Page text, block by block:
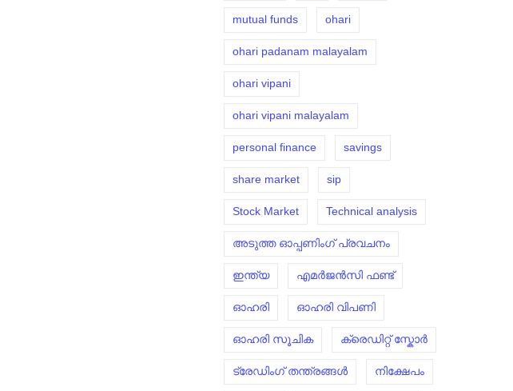
mutual funds ohari
ohari padanam malayalam
ohari vipani
ohari vipani malayalam
personal finance savings
share market sip
Stock Market Technical analysis
അടുത്ത ഓപ്പണിംഗ് പ്രവചനം
ഇന്ത്യ എമർജൻസി ഫണ്ട്
ഓഹരി ഓഹരി വിപണി
ഓഹരി സൂചിക ക്രെഡിറ്റ് സ്കോർ
ട്രേഡിംഗ് തന്ത്രങ്ങൾ നിക്ഷേപം